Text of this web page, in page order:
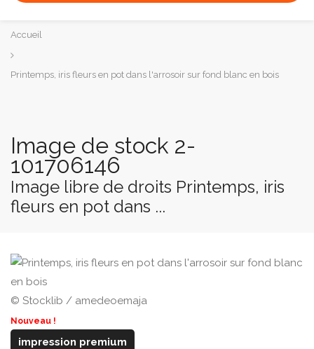
Vous
êtes
ici :
Accueil
Printemps, iris fleurs en pot dans l'arrosoir sur fond blanc en bois
Image de stock 2-
101706146
Image libre de droits Printemps, iris
fleurs en pot dans ...
© Stocklib / amedeoemaja
Nouveau !
impression premium